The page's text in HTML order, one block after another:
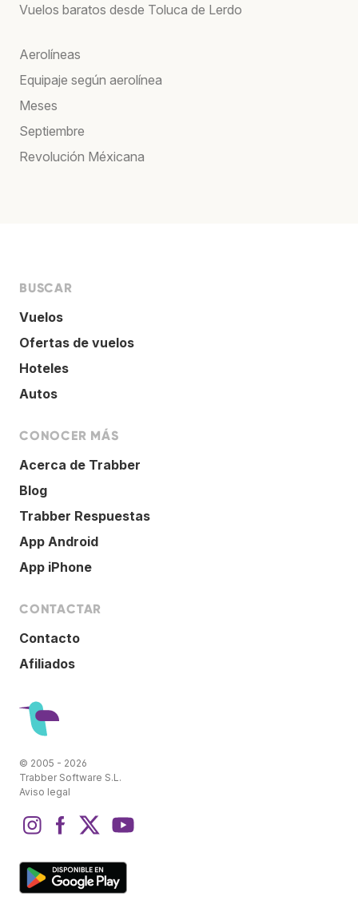
Vuelos baratos desde Toluca de Lerdo
Aerolíneas
Equipaje según aerolínea
Meses
Septiembre
Revolución Méxicana
BUSCAR
Vuelos
Ofertas de vuelos
Hoteles
Autos
CONOCER MÁS
Acerca de Trabber
Blog
Trabber Respuestas
App Android
App iPhone
CONTACTAR
Contacto
Afiliados
© 2005 - 2026
Trabber Software S.L.
Aviso legal